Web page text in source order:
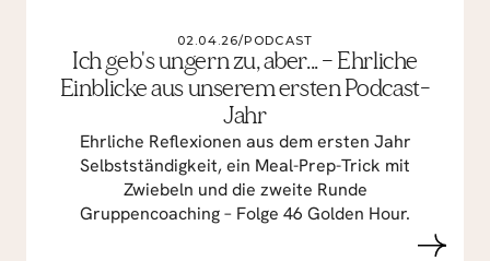
02.04.26/PODCAST
Ich geb's ungern zu, aber... – Ehrliche
Einblicke aus unserem ersten Podcast-
Jahr
Ehrliche Reflexionen aus dem ersten Jahr
Selbstständigkeit, ein Meal-Prep-Trick mit
Zwiebeln und die zweite Runde
Gruppencoaching – Folge 46 Golden Hour.